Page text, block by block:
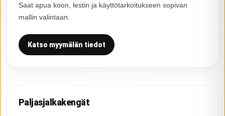
Saat apua koon, lestin ja käyttötarkoitukseen sopivan
mallin valintaan.
Katso myymälän tiedot
Paljasjalkakengät